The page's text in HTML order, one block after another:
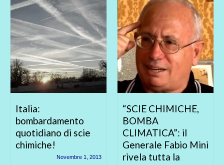
Italia:
bombardamento
quotidiano di scie
chimiche!
Novembre 1, 2013
“SCIE CHIMICHE,
BOMBA
CLIMATICA”: il
Generale Fabio Mini
rivela tutta la